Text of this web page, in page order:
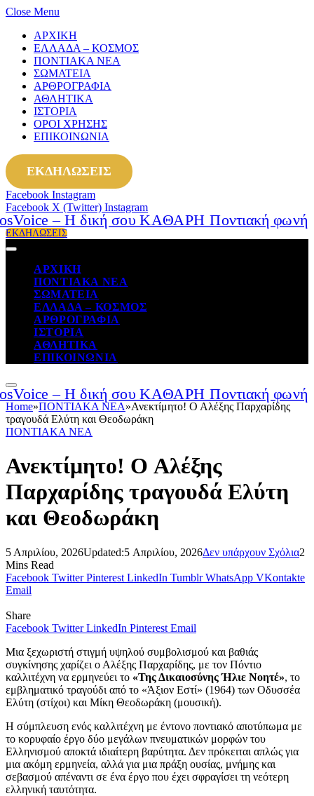
Close Menu
ΑΡΧΙΚΗ
ΕΛΛΑΔΑ – ΚΟΣΜΟΣ
ΠΟΝΤΙΑΚΑ ΝΕΑ
ΣΩΜΑΤΕΙΑ
ΑΡΘΡΟΓΡΑΦΙΑ
ΑΘΛΗΤΙΚΑ
ΙΣΤΟΡΙΑ
ΟΡΟΙ ΧΡΗΣΗΣ
ΕΠΙΚΟΙΝΩΝΙΑ
ΕΚΔΗΛΩΣΕΙΣ
Facebook Instagram
Facebook X (Twitter) Instagram
ΕΚΔΗΛΩΣΕΙΣ
ΑΡΧΙΚΗ
ΠΟΝΤΙΑΚΑ ΝΕΑ
ΣΩΜΑΤΕΙΑ
ΕΛΛΑΔΑ – ΚΟΣΜΟΣ
ΑΡΘΡΟΓΡΑΦΙΑ
ΙΣΤΟΡΙΑ
ΑΘΛΗΤΙΚΑ
ΕΠΙΚΟΙΝΩΝΙΑ
Home»ΠΟΝΤΙΑΚΑ ΝΕΑ»Ανεκτίμητο! Ο Αλέξης Παρχαρίδης
τραγουδά Ελύτη και Θεοδωράκη
ΠΟΝΤΙΑΚΑ ΝΕΑ
Ανεκτίμητο! Ο Αλέξης
Παρχαρίδης τραγουδά Ελύτη
και Θεοδωράκη
5 Απριλίου, 2026Updated:5 Απριλίου, 2026Δεν υπάρχουν Σχόλια2
Mins Read
Facebook Twitter Pinterest LinkedIn Tumblr WhatsApp VKontakte
Email
Share
Facebook Twitter LinkedIn Pinterest Email
Μια ξεχωριστή στιγμή υψηλού συμβολισμού και βαθιάς
συγκίνησης χαρίζει ο Αλέξης Παρχαρίδης, με τον Πόντιο
καλλιτέχνη να ερμηνεύει το «Της Δικαιοσύνης Ήλιε Νοητέ», το
εμβληματικό τραγούδι από το «Άξιον Εστί» (1964) των Οδυσσέα
Ελύτη (στίχοι) και Μίκη Θεοδωράκη (μουσική).
Η σύμπλευση ενός καλλιτέχνη με έντονο ποντιακό αποτύπωμα με
το κορυφαίο έργο δύο μεγάλων πνευματικών μορφών του
Ελληνισμού αποκτά ιδιαίτερη βαρύτητα. Δεν πρόκειται απλώς για
μια ακόμη ερμηνεία, αλλά για μια πράξη ουσίας, μνήμης και
σεβασμού απέναντι σε ένα έργο που έχει σφραγίσει τη νεότερη
ελληνική ταυτότητα.